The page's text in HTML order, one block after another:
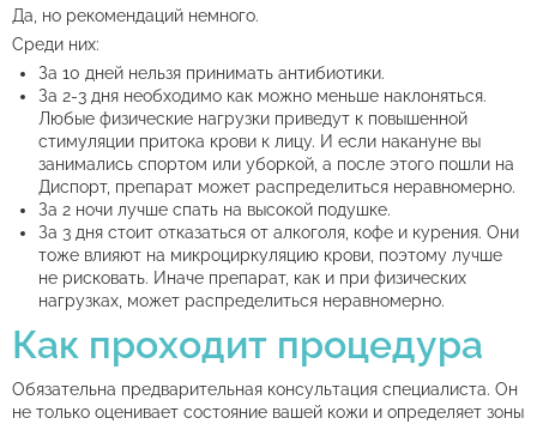
Да, но рекомендаций немного.
Среди них:
За 10 дней нельзя принимать антибиотики.
За 2-3 дня необходимо как можно меньше наклоняться.
Любые физические нагрузки приведут к повышенной
стимуляции притока крови к лицу. И если накануне вы
занимались спортом или уборкой, а после этого пошли на
Диспорт, препарат может распределиться неравномерно.
За 2 ночи лучше спать на высокой подушке.
За 3 дня стоит отказаться от алкоголя, кофе и курения. Они
тоже влияют на микроциркуляцию крови, поэтому лучше
не рисковать. Иначе препарат, как и при физических
нагрузках, может распределиться неравномерно.
Как проходит процедура
Обязательна предварительная консультация специалиста. Он
не только оценивает состояние вашей кожи и определяет зоны